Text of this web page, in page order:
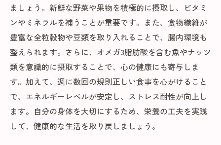
ましょう。新鮮な野菜や果物を積極的に摂取し、ビタミ
ンやミネラルを補うことが重要です。また、食物繊維が
豊富な全粒穀物や豆類を取り入れることで、腸内環境も
整えられます。さらに、オメガ3脂肪酸を含む魚やナッツ
類を意識的に摂取することで、心の健康にも寄与しま
す。加えて、週に数回の規則正しい食事を心がけること
で、エネルギーレベルが安定し、ストレス耐性が向上し
ます。自分の身体を大切にするため、栄養の工夫を実践
して、健康的な生活を取り戻しましょう。